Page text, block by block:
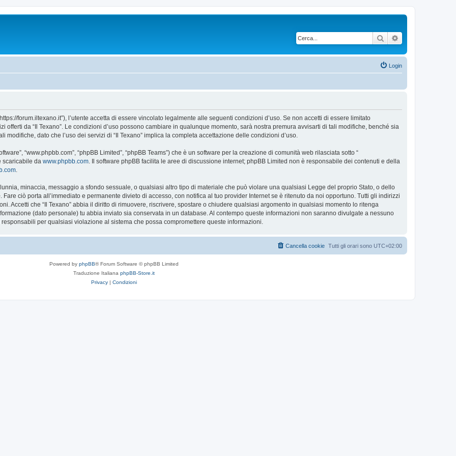
Cerca
Login
forum.iltexano.it”), l’utente accetta di essere vincolato legalmente alle seguenti condizioni d’uso. Se non accetti di essere limitato
offerti da “Il Texano”. Le condizioni d’uso possono cambiare in qualunque momento, sarà nostra premura avvisarti di tali modifiche, benché sia
dato che l’uso dei servizi di “Il Texano” implica la completa accettazione delle condizioni d’uso.
“www.phpbb.com”, “phpBB Limited”, “phpBB Teams”) che è un software per la creazione di comunità web rilasciata sotto “
scaricabile da www.phpbb.com . Il software phpBB facilita le aree di discussione internet; phpBB Limited non è responsabile dei contenuti e della
minaccia, messaggio a sfondo sessuale, o qualsiasi altro tipo di materiale che può violare una qualsiasi Legge del proprio Stato, o dello
ciò porta all’immediato e permanente divieto di accesso, con notifica al tuo provider Internet se è ritenuto da noi opportuno. Tutti gli indirizzi
Accetti che “Il Texano” abbia il diritto di rimuovere, riscrivere, spostare o chiudere qualsiasi argomento in qualsiasi momento lo ritenga
(dato personale) tu abbia inviato sia conservata in un database. Al contempo queste informazioni non saranno divulgate a nessuno
per qualsiasi violazione al sistema che possa compromettere queste informazioni.
Tutti gli orari sono UTC+02:00
Cancella cookie
Powered by phpBB® Forum Software © phpBB Limited
Traduzione Italiana phpBB-Store.it
Privacy | Condizioni